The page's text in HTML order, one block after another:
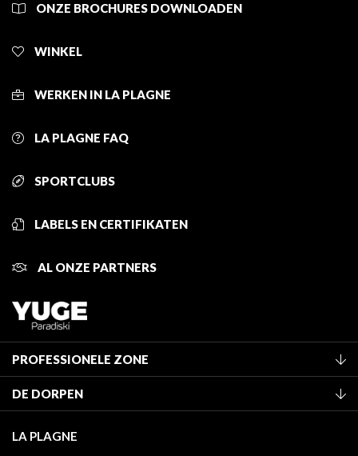
ONZE BROCHURES DOWNLOADEN
WINKEL
WERKEN IN LA PLAGNE
LA PLAGNE FAQ
SPORTCLUBS
LABELS EN CERTIFIKATEN
AL ONZE PARTNERS
PROFESSIONELE ZONE
Classificatie van de gemeubileerde accommodaties
Verblijfstaks
DE DORPEN
Montchavin - Les Coches
LA PLAGNE